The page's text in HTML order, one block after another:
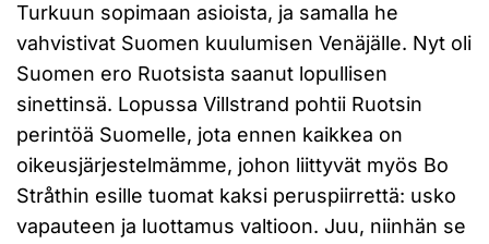
Turkuun sopimaan asioista, ja samalla he
vahvistivat Suomen kuulumisen Venäjälle. Nyt oli
Suomen ero Ruotsista saanut lopullisen
sinettinsä. Lopussa Villstrand pohtii Ruotsin
perintöä Suomelle, jota ennen kaikkea on
oikeusjärjestelmämme, johon liittyvät myös Bo
Stråthin esille tuomat kaksi peruspiirrettä: usko
vapauteen ja luottamus valtioon. Juu, niinhän se